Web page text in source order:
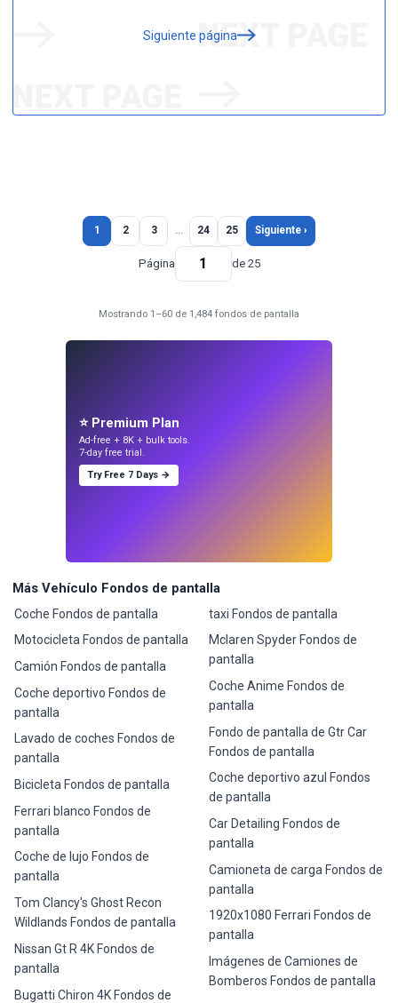
Siguiente página
1 2 3 … 24 25 Siguiente ›
Página de 25
Mostrando 1–60 de 1,484 fondos de pantalla
⭐ Premium Plan
Ad-free + 8K + bulk tools.
7-day free trial.
Try Free 7 Days →
Más Vehículo Fondos de pantalla
Coche Fondos de pantalla
Motocicleta Fondos de pantalla
Camión Fondos de pantalla
Coche deportivo Fondos de
pantalla
Lavado de coches Fondos de
pantalla
Bicicleta Fondos de pantalla
Ferrari blanco Fondos de
pantalla
Coche de lujo Fondos de
pantalla
Tom Clancy's Ghost Recon
Wildlands Fondos de pantalla
Nissan Gt R 4K Fondos de
pantalla
Bugatti Chiron 4K Fondos de
taxi Fondos de pantalla
Mclaren Spyder Fondos de
pantalla
Coche Anime Fondos de
pantalla
Fondo de pantalla de Gtr Car
Fondos de pantalla
Coche deportivo azul Fondos
de pantalla
Car Detailing Fondos de
pantalla
Camioneta de carga Fondos de
pantalla
1920x1080 Ferrari Fondos de
pantalla
Imágenes de Camiones de
Bomberos Fondos de pantalla